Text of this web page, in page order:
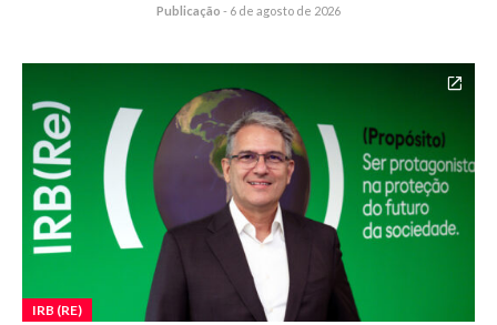
Publicação - 6 de agosto de 2026
IRB (RE)